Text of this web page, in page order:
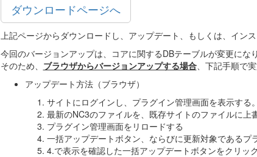
ダウンロードページへ
上記ページからダウンロードし、アップデート、もしくは、イン
今回のバージョンアップは、コアに関するDBテーブルが変更になり
そのため、 ブラウザからバージョンアップする場合、下記手順で実
アップデート方法（ブラウザ）
1. サイトにログインし、プラグイン管理画面を表示する。
2. 最新のNC3のファイルを、既存サイトのファイルに上
3. プラグイン管理画面をリロードする
4. 一括アップデートボタン、ならびに更新対象であるプ
5. 4.で表示を確認した一括アップデートボタンをクリック